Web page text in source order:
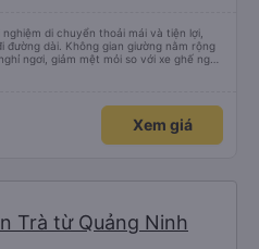
di chuyển thoải mái và tiện lợi,
dài. Không gian giường nằm rộng
ngơi, giảm mệt mỏi so với xe ghế ngồi
lịch sự, lái xe cẩn thận, đảm bảo an
giờ, dừng nghỉ hợp lý, thuận tiện cho
Xem giá
Trà từ Quảng Ninh